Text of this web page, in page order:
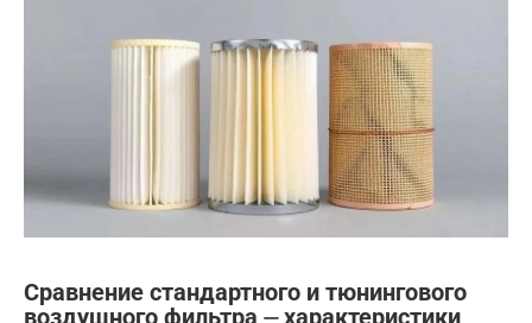
Сравнение стандартного и тюнингового
воздушного фильтра ⏤ характеристики,